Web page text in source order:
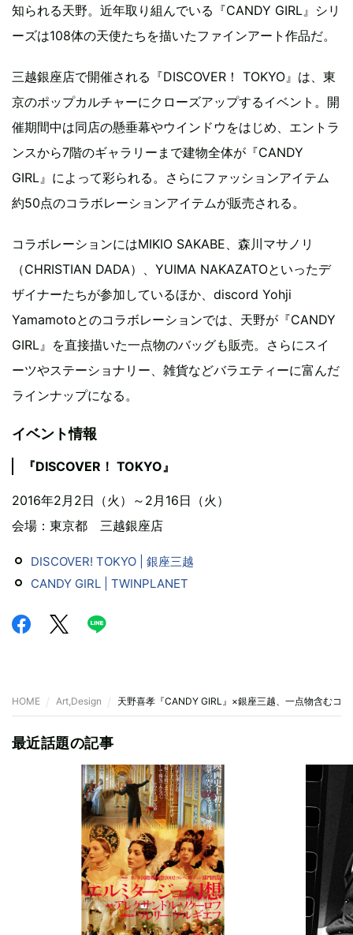
知られる天野。近年取り組んでいる『CANDY GIRL』シリ
ーズは108体の天使たちを描いたファインアート作品だ。
三越銀座店で開催される『DISCOVER！ TOKYO』は、東
京のポップカルチャーにクローズアップするイベント。開
催期間中は同店の懸垂幕やウインドウをはじめ、エントラ
ンスから7階のギャラリーまで建物全体が『CANDY
GIRL』によって彩られる。さらにファッションアイテム
約50点のコラボレーションアイテムが販売される。
コラボレーションにはMIKIO SAKABE、森川マサノリ
（CHRISTIAN DADA）、YUIMA NAKAZATOといったデ
ザイナーたちが参加しているほか、discord Yohji
Yamamotoとのコラボレーションでは、天野が『CANDY
GIRL』を直接描いた一点物のバッグも販売。さらにスイ
ーツやステーショナリー、雑貨などバラエティーに富んだ
ラインナップになる。
イベント情報
『DISCOVER！ TOKYO』
2016年2月2日（火）～2月16日（火）
会場：東京都 三越銀座店
DISCOVER! TOKYO | 銀座三越
CANDY GIRL | TWINPLANET
HOME Art,Design 天野喜孝『CANDY GIRL』×銀座三越、一点物含むコ
最近話題の記事